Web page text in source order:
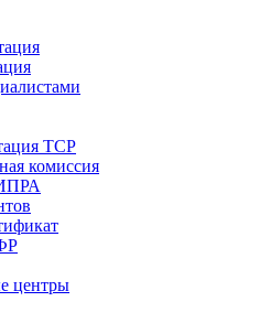
ТСР
комиссия
центры